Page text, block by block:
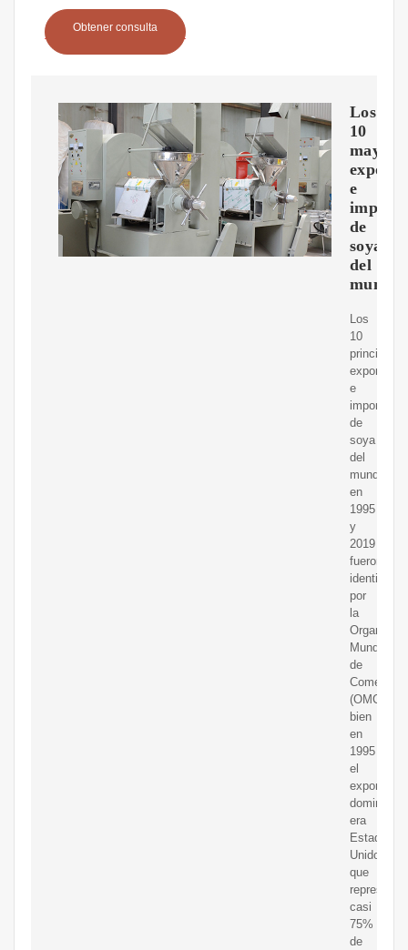
Obtener consulta
Los
10
e
de
soya
del
mundo
Los
10
principales
e
de
soya
del
mundo
en
1995
y
2019
fueron
por
la
Mundial
de
Comercio
(OMC).Si
bien
en
1995
el
exportador
dominante
era
Estados
Unidos,
que
casi
75%
de